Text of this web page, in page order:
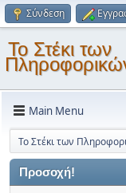
Σύνδεση
Το Στέκι των
Main Menu
Το Στέκι των
Προσοχή!